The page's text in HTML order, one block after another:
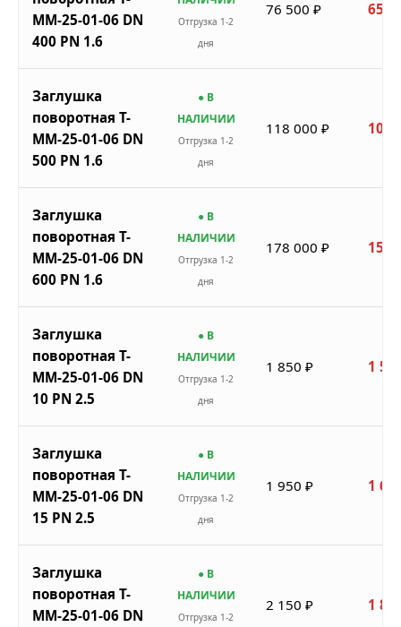
ММ-25-01-06 DN
400 PN 1.6
Отгрузка 1-2
дня
76 500 ₽ 65
Заглушка
поворотная Т-
ММ-25-01-06 DN
500 PN 1.6
● В
НАЛИЧИИ
Отгрузка 1-2
дня
118 000 ₽ 100
Заглушка
поворотная Т-
ММ-25-01-06 DN
600 PN 1.6
● В
НАЛИЧИИ
Отгрузка 1-2
дня
178 000 ₽ 151
Заглушка
поворотная Т-
ММ-25-01-06 DN
10 PN 2.5
● В
НАЛИЧИИ
Отгрузка 1-2
дня
1 850 ₽ 1
Заглушка
поворотная Т-
ММ-25-01-06 DN
15 PN 2.5
● В
НАЛИЧИИ
Отгрузка 1-2
дня
1 950 ₽ 1
Заглушка
поворотная Т-
ММ-25-01-06 DN
● В
НАЛИЧИИ
Отгрузка 1-2
2 150 ₽ 1